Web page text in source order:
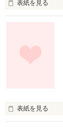
表紙を見る
表紙を見る